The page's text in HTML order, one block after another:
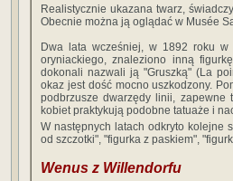
Realistycznie ukazana twarz,
Obecnie można ją oglądać w Musée
Dwa lata wcześniej, w 1892 roku
oryniackiego, znaleziono inną
dokonali nazwali ją "Gruszką" (La
okaz jest dość mocno uszkodzony.
podbrzusze dwarzędy linii, zapewne
kobiet praktykują podobne tatuaże i
W następnych latach odkryto kolejne
od szczotki", "figurka z paskiem",
Wenus z Willendorfu